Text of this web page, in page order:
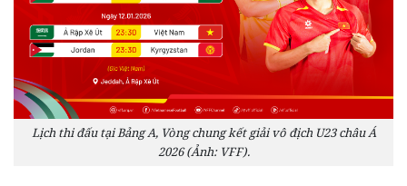
Lịch thi đấu tại Bảng A, Vòng chung kết giải vô địch U23 châu Á
2026 (Ảnh: VFF).